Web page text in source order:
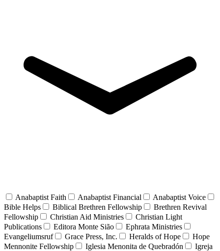
Anabaptist Faith Anabaptist Financial
Anabaptist Voice
Bible Helps
Biblical Brethren Fellowship
Brethren Revival
Fellowship
Christian Aid Ministries
Christian Light
Publications
Editora Monte Sião
Ephrata Ministries
Evangeliumsruf
Grace Press, Inc. Heralds of Hope
Hope
Mennonite Fellowship
Iglesia Menonita de Quebradón
Igreja